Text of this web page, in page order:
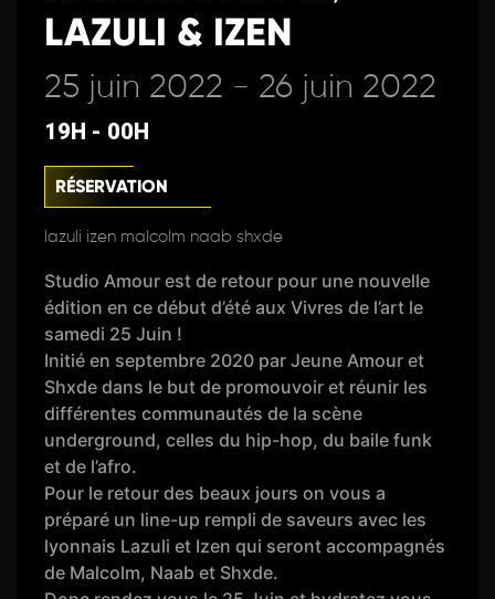
LAZULI & IZEN
25 juin 2022 - 26 juin 2022
19H - 00H
RÉSERVATION
lazuli izen malcolm naab shxde
Studio Amour est de retour pour une nouvelle
édition en ce début d’été aux Vivres de l’art le
samedi 25 Juin !
Initié en septembre 2020 par Jeune Amour et
Shxde dans le but de promouvoir et réunir les
différentes communautés de la scène
underground, celles du hip-hop, du baile funk
et de l’afro.
Pour le retour des beaux jours on vous a
préparé un line-up rempli de saveurs avec les
lyonnais Lazuli et Izen qui seront accompagnés
de Malcolm, Naab et Shxde.